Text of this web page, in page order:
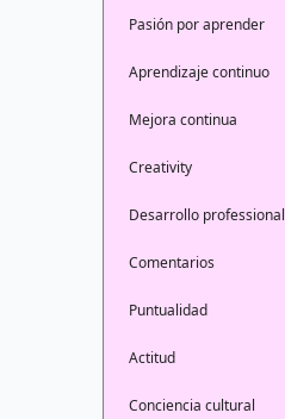
Pasión por aprender
Aprendizaje continuo
Mejora continua
Creativity
Desarrollo professional
Comentarios
Puntualidad
Actitud
Conciencia cultural